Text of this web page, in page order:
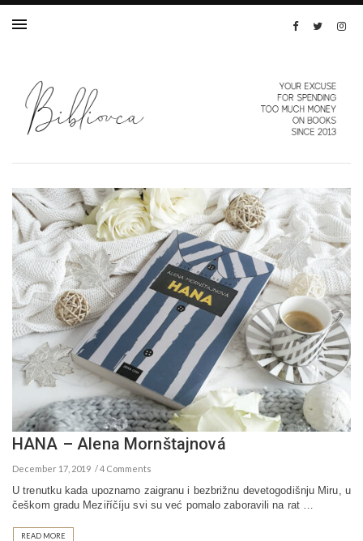
HANA – Alena Mornštajnová
December 17, 2019 4 Comments
U trenutku kada upoznamo zaigranu i bezbrižnu devetogodišnju Miru, u
češkom gradu Meziříčíju svi su već pomalo zaboravili na rat …
READ MORE